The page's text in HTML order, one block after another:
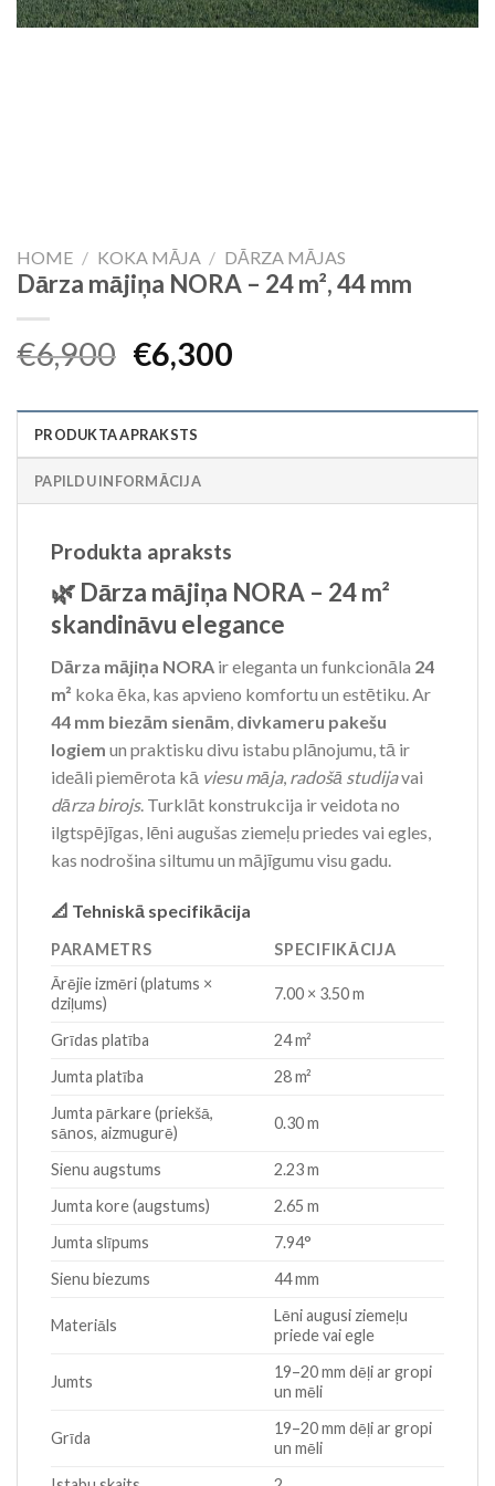
HOME / KOKA MĀJA / DĀRZA MĀJAS
Dārza mājiņa NORA – 24 m², 44 mm
€6,900 Original
price
was:
€6,900.
€6,300Current
is:
PRODUKTA APRAKSTS
PAPILDU INFORMĀCIJA
Produkta apraksts
🌿 Dārza mājiņa NORA – 24 m²
skandināvu elegance
Dārza mājiņa NORA ir eleganta un funkcionāla 24
m² koka ēka, kas apvieno komfortu un estētiku. Ar
44 mm biezām sienām, divkameru pakešu
logiem un praktisku divu istabu plānojumu, tā ir
ideāli piemērota kā viesu māja, radošā studijavai
dārza birojs. Turklāt konstrukcija ir veidota no
ilgtspējīgas, lēni augušas ziemeļu priedes vai egles,
kas nodrošina siltumu un mājīgumu visu gadu.
📐 Tehniskā specifikācija
PARAMETRS
SPECIFIKĀCIJA
Ārējie izmēri (platums ×
dziļums)
7.00 × 3.50 m
Grīdas platība
24 m²
Jumta platība
28 m²
Jumta pārkare (priekšā,
sānos, aizmugurē)
0.30 m
Sienu augstums
2.23 m
Jumta kore (augstums)
2.65 m
Jumta slīpums
7.94°
Sienu biezums
44 mm
Materiāls
Lēni augusi ziemeļu
priede vai egle
Jumts
19–20 mm dēļi ar gropi
un mēli
Grīda
19–20 mm dēļi ar gropi
un mēli